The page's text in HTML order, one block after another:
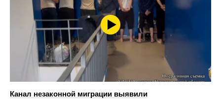
Канал незаконной миграции выявили